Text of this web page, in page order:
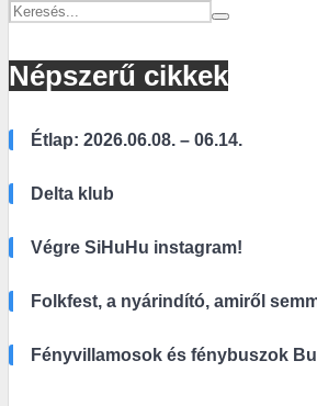
Népszerű cikkek
Étlap: 2026.06.08. – 06.14.
Delta klub
Végre SiHuHu instagram!
Folkfest, a nyárindító, amiről
Fényvillamosok és fénybuszok